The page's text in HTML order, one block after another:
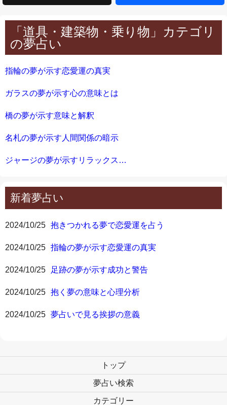
「道具・建築物・乗り物」カテゴリ
の夢占い
指輪の夢が示す恋愛運の真実
ガラスの夢が示す心の意味とは
橋の夢が示す意味と解釈
名札の夢が示す人間関係の暗示
ジャージの夢が示すリラックスの意味
新着夢占い
2024/10/25 抱きつかれる夢で恋愛運を占う
2024/10/25 指輪の夢が示す恋愛運の真実
2024/10/25 足跡の夢が示す成功と警告
2024/10/25 抱く夢の意味と心理分析
2024/10/25 夢占いで見る挨拶の意義
トップ
夢占い検索
カテゴリー